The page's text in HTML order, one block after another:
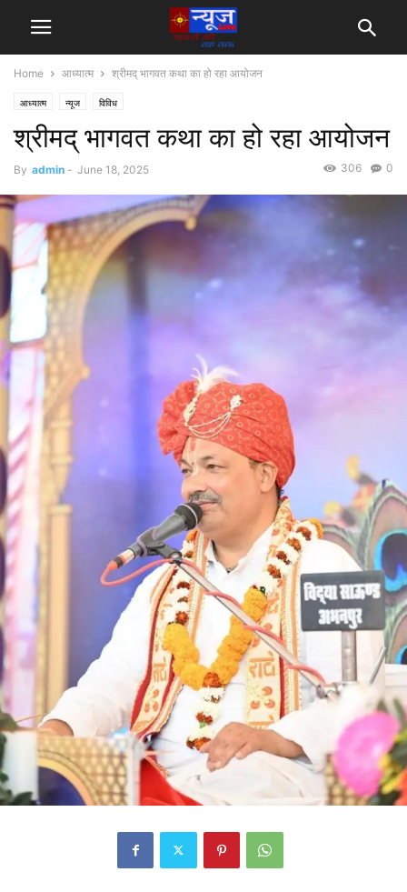
Home आध्यात्म श्रीमद् भागवत कथा का हो रहा आयोजन
आध्यात्म न्यूज विविध
श्रीमद् भागवत कथा का हो रहा आयोजन
By admin - June 18, 2025 0
306